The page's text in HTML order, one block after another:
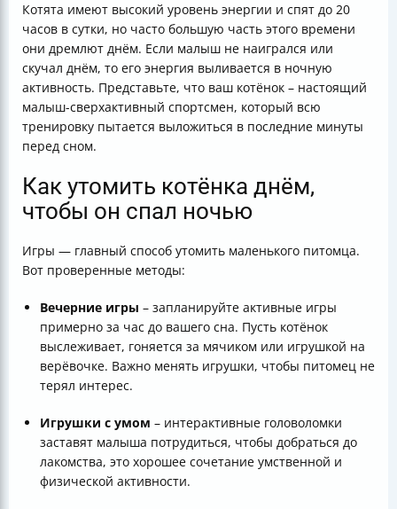
Котята имеют высокий уровень энергии и спят до 20
часов в сутки, но часто большую часть этого времени
они дремлют днём. Если малыш не наигрался или
скучал днём, то его энергия выливается в ночную
активность. Представьте, что ваш котёнок – настоящий
малыш-сверхактивный спортсмен, который всю
тренировку пытается выложиться в последние минуты
перед сном.
Как утомить котёнка днём,
чтобы он спал ночью
Игры — главный способ утомить маленького питомца.
Вот проверенные методы:
Вечерние игры – запланируйте активные игры
примерно за час до вашего сна. Пусть котёнок
выслеживает, гоняется за мячиком или игрушкой на
верёвочке. Важно менять игрушки, чтобы питомец не
терял интерес.
Игрушки с умом – интерактивные головоломки
заставят малыша потрудиться, чтобы добраться до
лакомства, это хорошее сочетание умственной и
физической активности.